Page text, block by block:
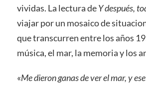
vividas. La lectura deY después,
viajar por un mosaico de
que transcurren entre los años
música, el mar, la memoria y los
«Me dieron ganas de ver el mar, y